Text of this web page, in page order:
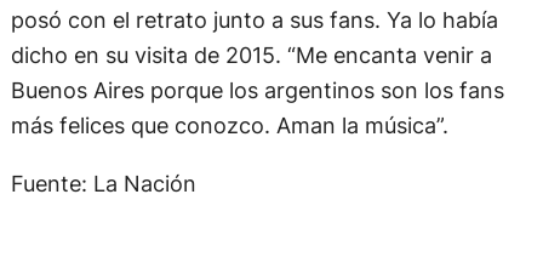
posó con el retrato junto a sus fans. Ya lo había
dicho en su visita de 2015. “Me encanta venir a
Buenos Aires porque los argentinos son los fans
más felices que conozco. Aman la música”.
Fuente: La Nación